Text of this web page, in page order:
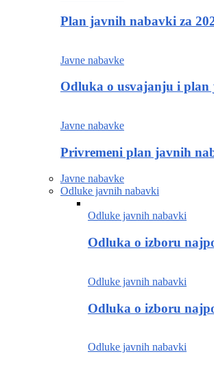
Plan javnih nabavki za
Javne nabavke
Odluka o usvajanju i
Javne nabavke
Privremeni plan javnih
Javne nabavke
Odluke javnih nabavki
Odluke javnih nabavki
Odluka o izboru
Odluke javnih nabavki
Odluka o izboru
Odluke javnih nabavki